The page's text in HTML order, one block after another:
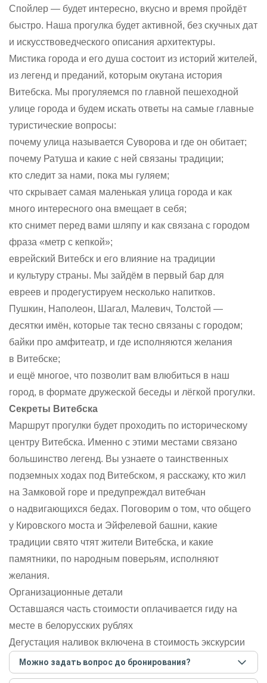
Спойлер — будет интересно, вкусно и время пройдёт
быстро. Наша прогулка будет активной, без скучных дат
и искусствоведческого описания архитектуры.
Мистика города и его душа состоит из историй жителей,
из легенд и преданий, которым окутана история
Витебска. Мы прогуляемся по главной пешеходной
улице города и будем искать ответы на самые главные
туристические вопросы:
почему улица называется Суворова и где он обитает;
почему Ратуша и какие с ней связаны традиции;
кто следит за нами, пока мы гуляем;
что скрывает самая маленькая улица города и как
много интересного она вмещает в себя;
кто снимет перед вами шляпу и как связана с городом
фраза «метр с кепкой»;
еврейский Витебск и его влияние на традиции
и культуру страны. Мы зайдём в первый бар для
евреев и продегустируем несколько напитков.
Пушкин, Наполеон, Шагал, Малевич, Толстой —
десятки имён, которые так тесно связаны с городом;
байки про амфитеатр, и где исполняются желания
в Витебске;
и ещё многое, что позволит вам влюбиться в наш
город, в формате дружеской беседы и лёгкой прогулки.
Секреты Витебска
Маршрут прогулки будет проходить по историческому
центру Витебска. Именно с этими местами связано
большинство легенд. Вы узнаете о таинственных
подземных ходах под Витебском, я расскажу, кто жил
на Замковой горе и предупреждал витебчан
о надвигающихся бедах. Поговорим о том, что общего
у Кировского моста и Эйфелевой башни, какие
традиции свято чтят жители Витебска, и какие
памятники, по народным поверьям, исполняют
желания.
Организационные детали
Оставшаяся часть стоимости оплачивается гиду на
месте в белорусских рублях
Дегустация наливок включена в стоимость экскурсии
Можно задать вопрос до бронирования?
Достаточно перейти по ссылке «Задать вопрос» и